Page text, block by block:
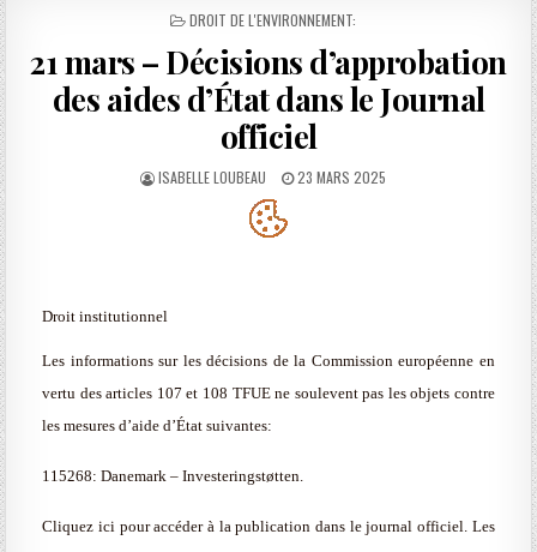
POSTED
DROIT DE L'ENVIRONNEMENT:
21 mars – Décisions d’approbation
des aides d’État dans le Journal
officiel
AUTHOR:
ISABELLE LOUBEAU
PUBLISHED
23 MARS 2025
Droit institutionnel
Les informations sur les décisions de la Commission européenne en
vertu des articles 107 et 108 TFUE ne soulevent pas les objets contre
les mesures d’aide d’État suivantes:
115268: Danemark – Investeringstøtten.
Cliquez ici pour accéder à la publication dans le journal officiel. Les